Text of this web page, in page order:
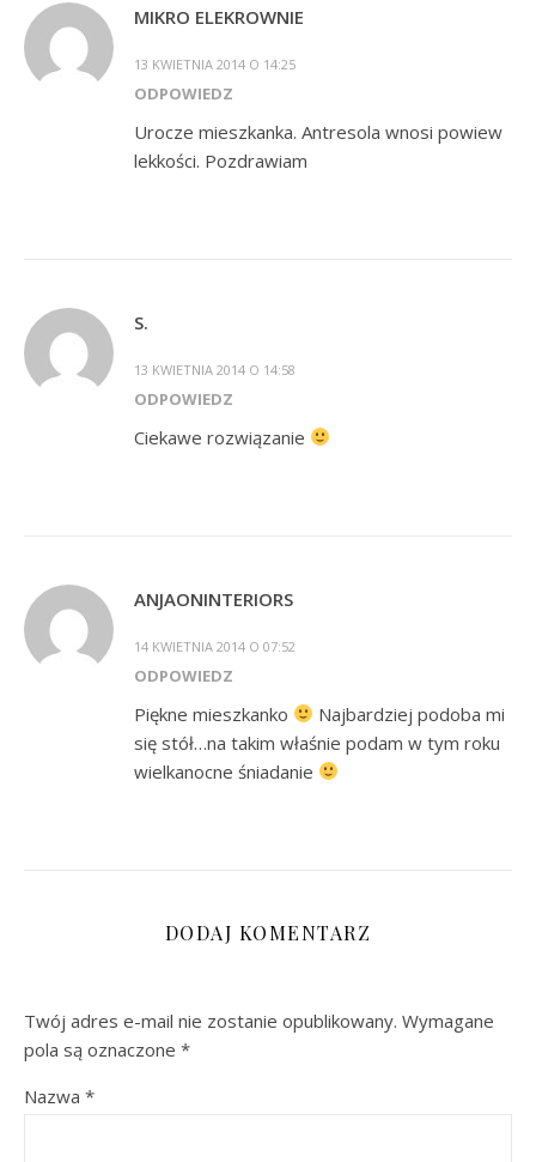
MIKRO ELEKROWNIE
13 KWIETNIA 2014 O 14:25
ODPOWIEDZ
Urocze mieszkanka. Antresola wnosi powiew
lekkości. Pozdrawiam
S.
13 KWIETNIA 2014 O 14:58
ODPOWIEDZ
Ciekawe rozwiązanie
ANJAONINTERIORS
14 KWIETNIA 2014 O 07:52
ODPOWIEDZ
Piękne mieszkanko
Najbardziej podoba mi
się stół…na takim właśnie podam w tym roku
wielkanocne śniadanie
DODAJ KOMENTARZ
Twój adres e-mail nie zostanie opublikowany. Wymagane
pola są oznaczone *
Nazwa *